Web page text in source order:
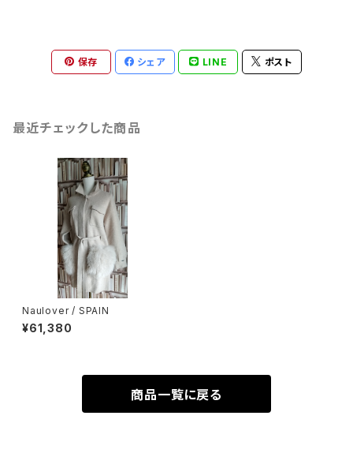
保存 シェア LINE ポスト
最近チェックした商品
Naulover / SPAIN
¥61,380
商品一覧に戻る